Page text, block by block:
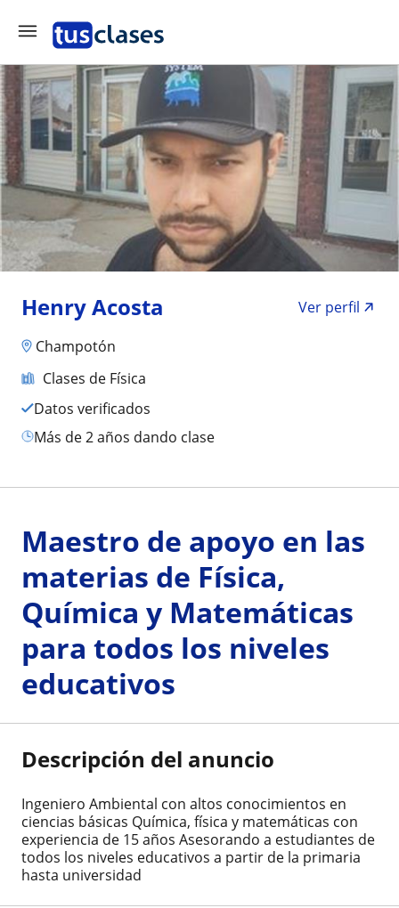
Henry Acosta
Ver perfil
Champotón
Clases de Física
Datos verificados
más de 2 años dando clase
Maestro de apoyo en las
materias de Física,
Química y Matemáticas
para todos los niveles
educativos
Descripción del anuncio
Ingeniero Ambiental con altos conocimientos en
ciencias básicas Química, física y matemáticas con
experiencia de 15 años Asesorando a estudiantes de
todos los niveles educativos a partir de la primaria
hasta universidad